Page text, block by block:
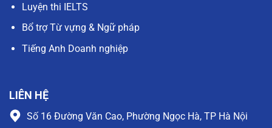
Luyện thi IELTS
Bổ trợ Từ vựng & Ngữ pháp
Tiếng Anh Doanh nghiệp
LIÊN HỆ
Số 16 Đường Văn Cao, Phường Ngọc Hà, TP Hà Nội